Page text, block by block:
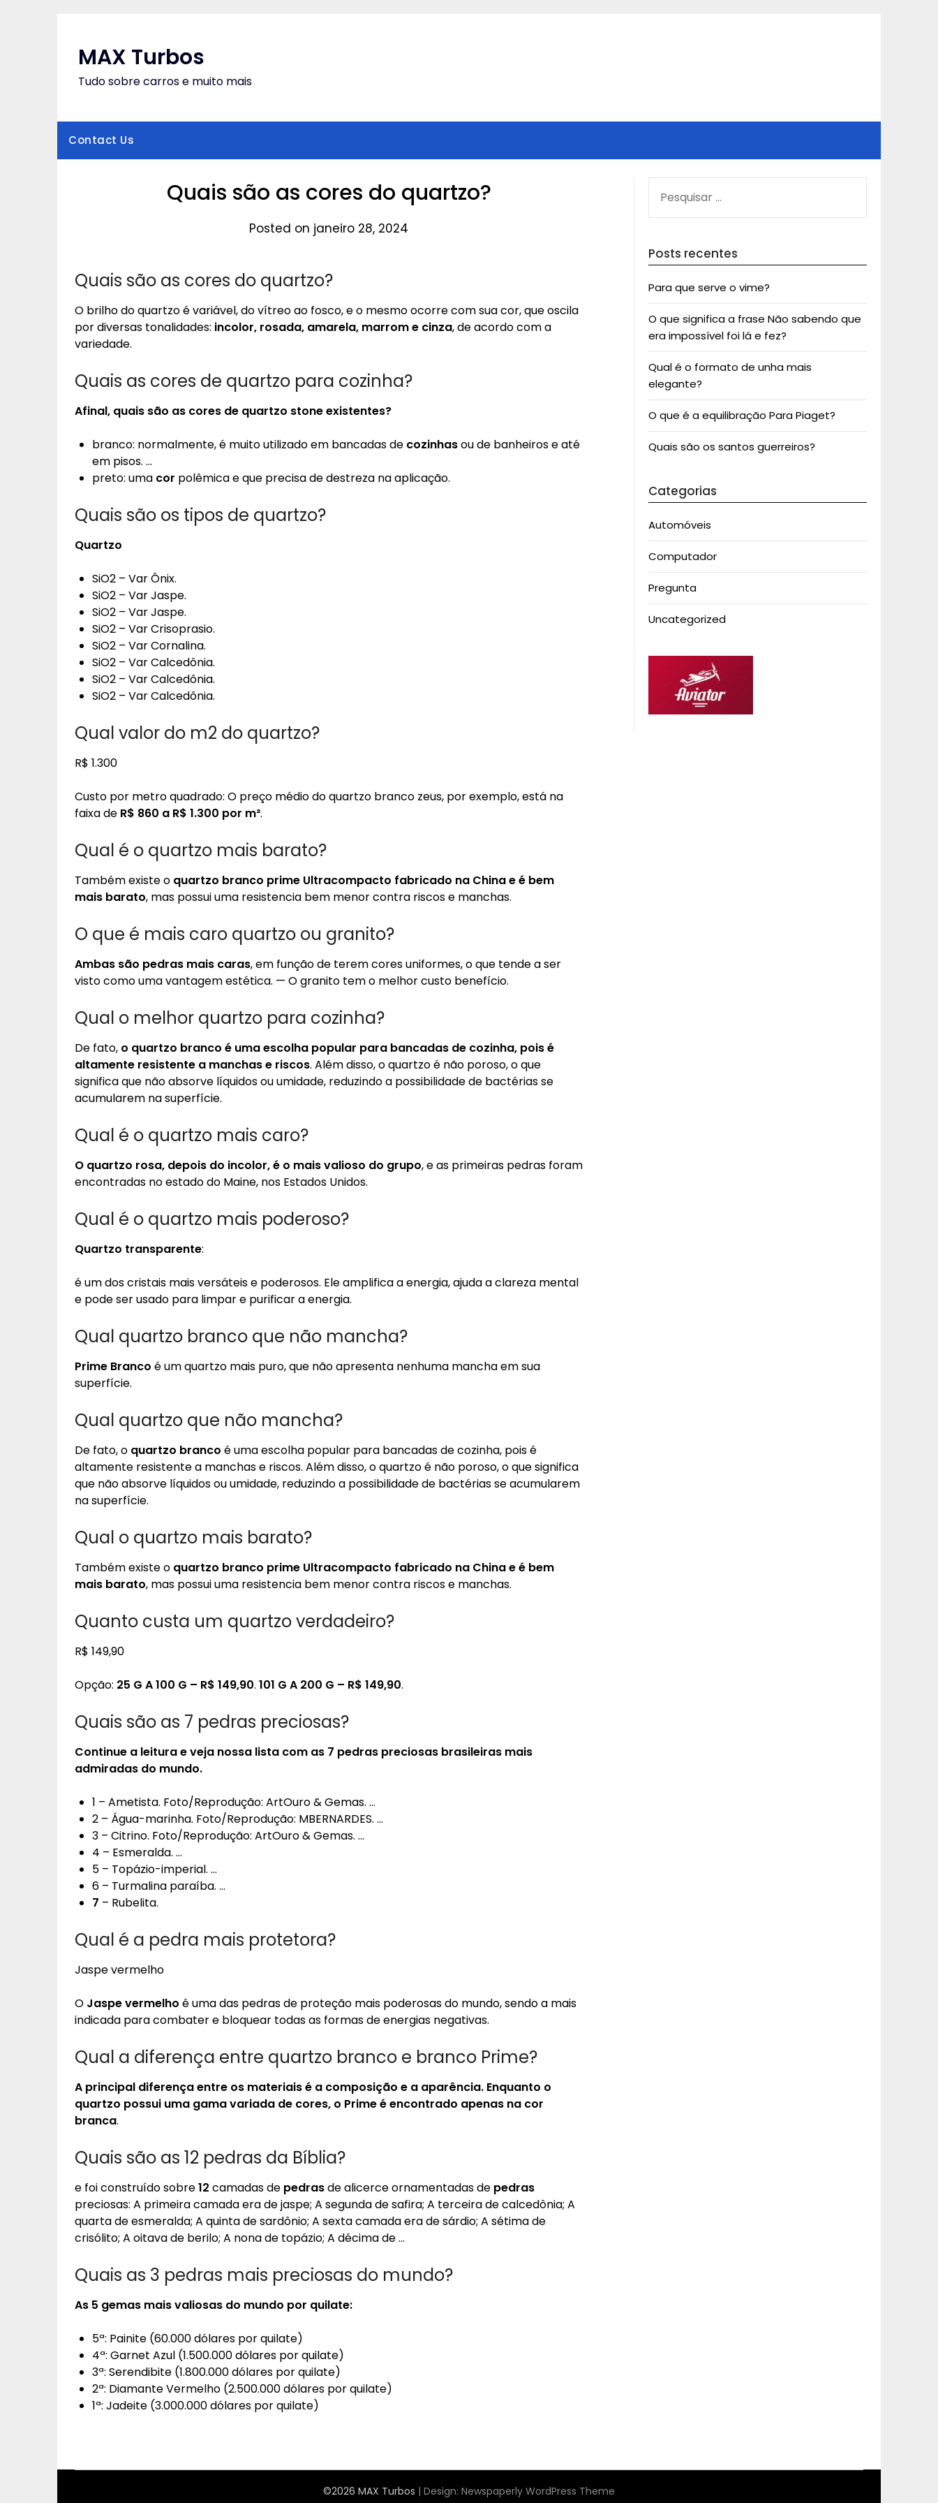
MAX Turbos
Tudo sobre carros e muito mais
Contact Us
Quais são as cores do quartzo?
Posted on janeiro 28, 2024
Quais são as cores do quartzo?
O brilho do quartzo é variável, do vítreo ao fosco, e o mesmo ocorre com sua cor, que oscila
por diversas tonalidades: incolor, rosada, amarela, marrom e cinza, de acordo com a
variedade.
Quais as cores de quartzo para cozinha?
Afinal, quais são as cores de quartzo stone existentes?
branco: normalmente, é muito utilizado em bancadas de cozinhasou de banheiros e até
em pisos. …
preto: uma cor polêmica e que precisa de destreza na aplicação.
Quais são os tipos de quartzo?
Quartzo
SiO2 – Var Ônix.
SiO2 – Var Jaspe.
SiO2 – Var Jaspe.
SiO2 – Var Crisoprasio.
SiO2 – Var Cornalina.
SiO2 – Var Calcedônia.
SiO2 – Var Calcedônia.
SiO2 – Var Calcedônia.
Qual valor do m2 do quartzo?
R$ 1.300
Custo por metro quadrado: O preço médio do quartzo branco zeus, por exemplo, está na
faixa de R$ 860 a R$ 1.300 por m².
Qual é o quartzo mais barato?
Também existe o quartzo branco prime Ultracompacto fabricado na China e é bem
mais barato, mas possui uma resistencia bem menor contra riscos e manchas.
O que é mais caro quartzo ou granito?
Ambas são pedras mais caras, em função de terem cores uniformes, o que tende a ser
visto como uma vantagem estética. — O granito tem o melhor custo benefício.
Qual o melhor quartzo para cozinha?
De fato, o quartzo branco é uma escolha popular para bancadas de cozinha, pois é
altamente resistente a manchas e riscos. Além disso, o quartzo é não poroso, o que
significa que não absorve líquidos ou umidade, reduzindo a possibilidade de bactérias se
acumularem na superfície.
Qual é o quartzo mais caro?
O quartzo rosa, depois do incolor, é o mais valioso do grupo, e as primeiras pedras foram
encontradas no estado do Maine, nos Estados Unidos.
Qual é o quartzo mais poderoso?
Quartzo transparente:
é um dos cristais mais versáteis e poderosos. Ele amplifica a energia, ajuda a clareza mental
e pode ser usado para limpar e purificar a energia.
Qual quartzo branco que não mancha?
Prime Branco é um quartzo mais puro, que não apresenta nenhuma mancha em sua
superfície.
Qual quartzo que não mancha?
De fato, o quartzo branco é uma escolha popular para bancadas de cozinha, pois é
altamente resistente a manchas e riscos. Além disso, o quartzo é não poroso, o que significa
que não absorve líquidos ou umidade, reduzindo a possibilidade de bactérias se acumularem
na superfície.
Qual o quartzo mais barato?
Também existe o quartzo branco prime Ultracompacto fabricado na China e é bem
mais barato, mas possui uma resistencia bem menor contra riscos e manchas.
Quanto custa um quartzo verdadeiro?
R$ 149,90
Opção: 25 G A 100 G – R$ 149,90. 101 G A 200 G – R$ 149,90.
Quais são as 7 pedras preciosas?
Continue a leitura e veja nossa lista com as 7 pedras preciosas brasileiras mais
admiradas do mundo.
1 – Ametista. Foto/Reprodução: ArtOuro & Gemas. …
2 – Água-marinha. Foto/Reprodução: MBERNARDES. …
3 – Citrino. Foto/Reprodução: ArtOuro & Gemas. …
4 – Esmeralda. …
5 – Topázio-imperial. …
6 – Turmalina paraíba. …
7 – Rubelita.
Qual é a pedra mais protetora?
Jaspe vermelho
O Jaspe vermelho é uma das pedras de proteção mais poderosas do mundo, sendo a mais
indicada para combater e bloquear todas as formas de energias negativas.
Qual a diferença entre quartzo branco e branco Prime?
A principal diferença entre os materiais é a composição e a aparência. Enquanto o
quartzo possui uma gama variada de cores, o Prime é encontrado apenas na cor
branca.
Quais são as 12 pedras da Bíblia?
e foi construído sobre12 camadas de pedrasde alicerce ornamentadas de pedras
preciosas: A primeira camada era de jaspe; A segunda de safira; A terceira de calcedônia; A
quarta de esmeralda; A quinta de sardônio; A sexta camada era de sárdio; A sétima de
crisólito; A oitava de berilo; A nona de topázio; A décima de …
Quais as 3 pedras mais preciosas do mundo?
As 5 gemas mais valiosas do mundo por quilate:
5ª: Painite (60.000 dólares por quilate)
4ª: Garnet Azul (1.500.000 dólares por quilate)
3ª: Serendibite (1.800.000 dólares por quilate)
2ª: Diamante Vermelho (2.500.000 dólares por quilate)
1ª: Jadeite (3.000.000 dólares por quilate)
POR:
Posts recentes
Para que serve o vime?
O que significa a frase Não sabendo que
era impossível foi lá e fez?
Qual é o formato de unha mais
elegante?
O que é a equilibração Para Piaget?
Quais são os santos guerreiros?
Categorias
Automóveis
Computador
Pregunta
Uncategorized
©2026 MAX Turbos | Design: Newspaperly WordPress Theme